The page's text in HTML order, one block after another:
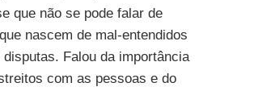
que não se pode falar de
nascem de mal-entendidos
Falou da importância
com as pessoas e do